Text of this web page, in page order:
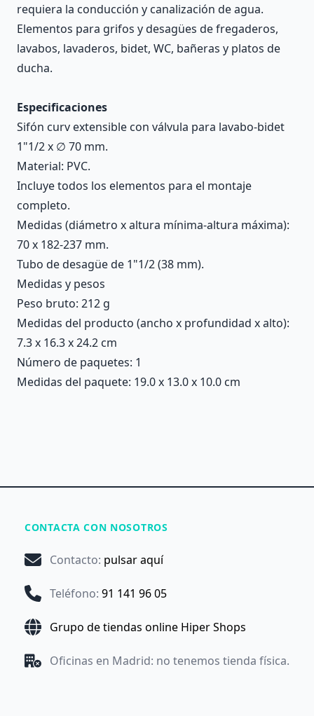
requiera la conducción y canalización de agua.
Elementos para grifos y desagües de fregaderos,
lavabos, lavaderos, bidet, WC, bañeras y platos de
ducha.
Especificaciones
Sifón curv extensible con válvula para lavabo-bidet
1"1/2 x ∅ 70 mm.
Material: PVC.
Incluye todos los elementos para el montaje
completo.
Medidas (diámetro x altura mínima-altura máxima):
70 x 182-237 mm.
Tubo de desagüe de 1"1/2 (38 mm).
Medidas y pesos
Peso bruto: 212 g
Medidas del producto (ancho x profundidad x alto):
7.3 x 16.3 x 24.2 cm
Número de paquetes: 1
Medidas del paquete: 19.0 x 13.0 x 10.0 cm
CONTACTA CON NOSOTROS
Contacto: pulsar aquí
Teléfono: 91 141 96 05
Grupo de tiendas online Hiper Shops
Oficinas en Madrid: no tenemos tienda física.